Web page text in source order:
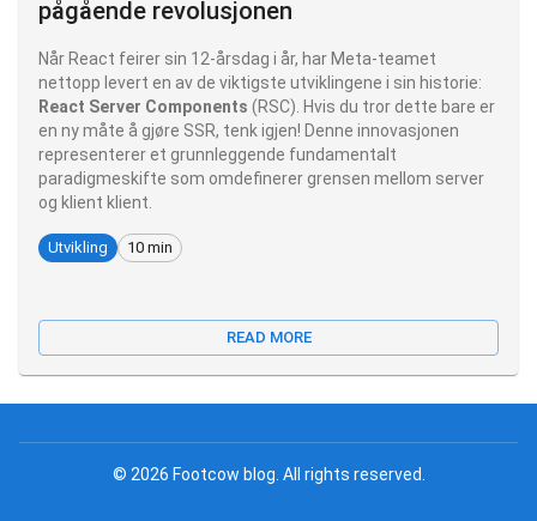
pågående revolusjonen
Når React feirer sin 12-årsdag i år, har Meta-teamet
nettopp levert en av de viktigste utviklingene i sin historie:
React Server Components (RSC). Hvis du tror dette bare er
en ny måte å gjøre SSR, tenk igjen! Denne innovasjonen
representerer et grunnleggende fundamentalt
paradigmeskifte som omdefinerer grensen mellom server
og klient klient.
Utvikling 10 min
READ MORE
© 2026 Footcow blog All rights reserved